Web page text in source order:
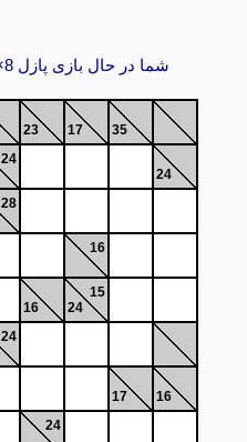
شما در حال بازی پازل 8×8 آسان 86521 می‌باشید
23 17
35
24
24
28
16
16
15
24
24
17
16
24